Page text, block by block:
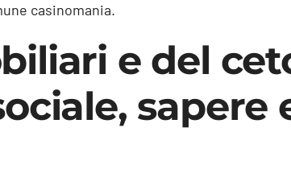
casinomania.
e del
sapere